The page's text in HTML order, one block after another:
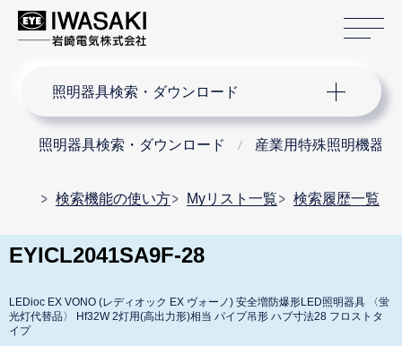
照明器具検索・ダウンロード
照明器具検索・ダウンロード 産業用特殊照明機器
検索機能の使い方 Myリスト一覧 検索履歴一覧
EYICL2041SA9F-28
LEDioc EX VONO (レディオック EX ヴォーノ) 安全増防爆形LED照明器具 〈蛍
光灯代替品〉 Hf32W 2灯用(高出力形)相当 パイプ吊形 ハブ寸法28 フロストタ
イプ